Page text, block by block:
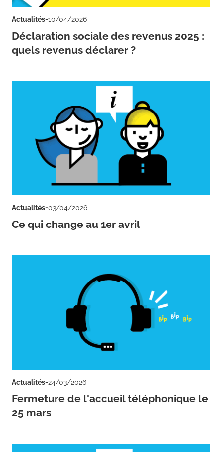
Actualités-10/04/2026
Déclaration sociale des revenus 2025 :
quels revenus déclarer ?
Actualités-03/04/2026
Ce qui change au 1er avril
Actualités-24/03/2026
Fermeture de l'accueil téléphonique le
25 mars